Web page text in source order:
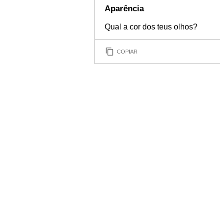
Aparência
Qual a cor dos teus olhos?
COPIAR